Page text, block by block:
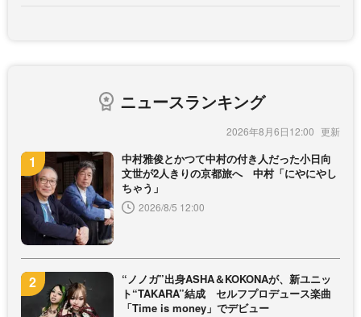
ニュースランキング
2026年8月6日12:00
中村雅俊とかつて中村の付き人だった小日向
文世が2人きりの京都旅へ 中村「にやにやし
ちゃう」
2026/8/5 12:00
“ノノガ”出身ASHA＆KOKONAが、新ユニッ
ト“TAKARA”結成 セルフプロデュース楽曲
「Time is money」でデビュー